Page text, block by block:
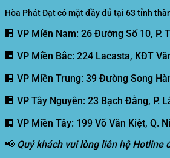
Hòa Phát Đạt có mặt đầy đủ tại 63 tỉnh
🏢 VP Miền Nam: 26 Đường Số 10, P.
🏢 VP Miền Bắc: 224 Lacasta, KĐT
🏢 VP Miền Trung: 39 Đường Song
🏢 VP Tây Nguyên: 23 Bạch Đằng, P.
🏢 VP Miền Tây: 199 Võ Văn Kiệt, Q.
📢 Quý khách vui lòng liên hệ